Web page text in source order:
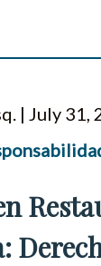
| July 31,